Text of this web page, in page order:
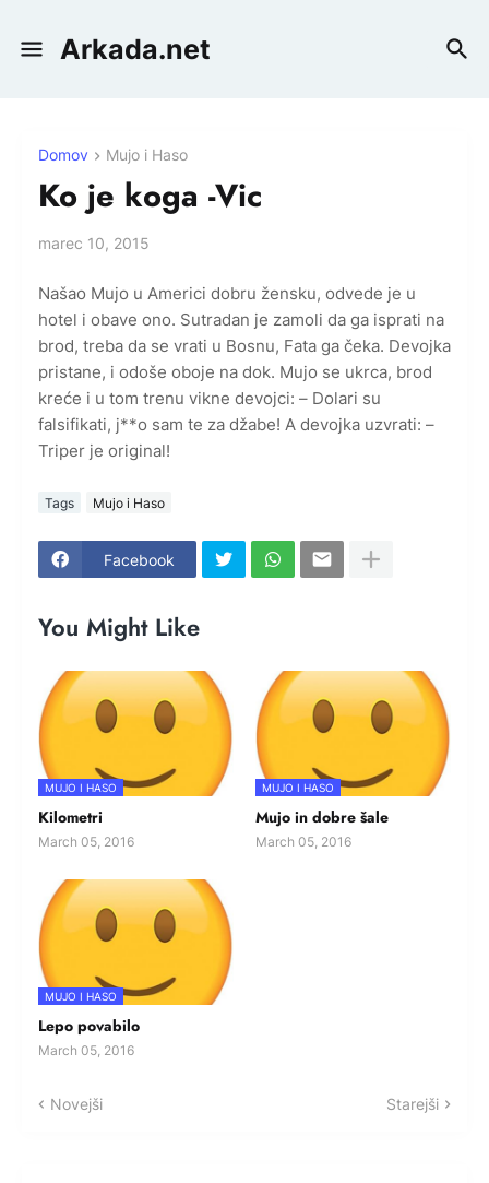
Arkada.net
Domov Mujo i Haso
Ko je koga -Vic
marec 10, 2015
Našao Mujo u Americi dobru žensku, odvede je u
hotel i obave ono. Sutradan je zamoli da ga isprati na
brod, treba da se vrati u Bosnu, Fata ga čeka. Devojka
pristane, i odoše oboje na dok. Mujo se ukrca, brod
kreće i u tom trenu vikne devojci: – Dolari su
falsifikati, j**o sam te za džabe! A devojka uzvrati: –
Triper je original!
Tags Mujo i Haso
Facebook
You Might Like
MUJO I HASO
Kilometri
March 05, 2016
MUJO I HASO
Mujo in dobre šale
March 05, 2016
MUJO I HASO
Lepo povabilo
March 05, 2016
Novejši Starejši